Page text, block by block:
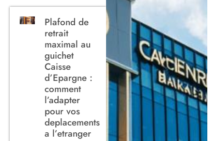
Plafond de
retrait
maximal au
guichet
Caisse
d’Epargne :
comment
l’adapter
pour vos
deplacements
a l’etranger